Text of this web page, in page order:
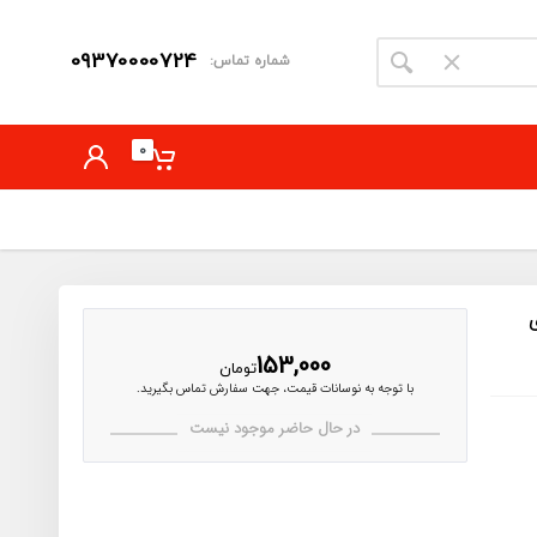
شماره تماس: 09370000724
0
153,000تومان
با توجه به نوسانات قیمت، جهت سفارش تماس بگیرید.
در حال حاضر موجود نیست